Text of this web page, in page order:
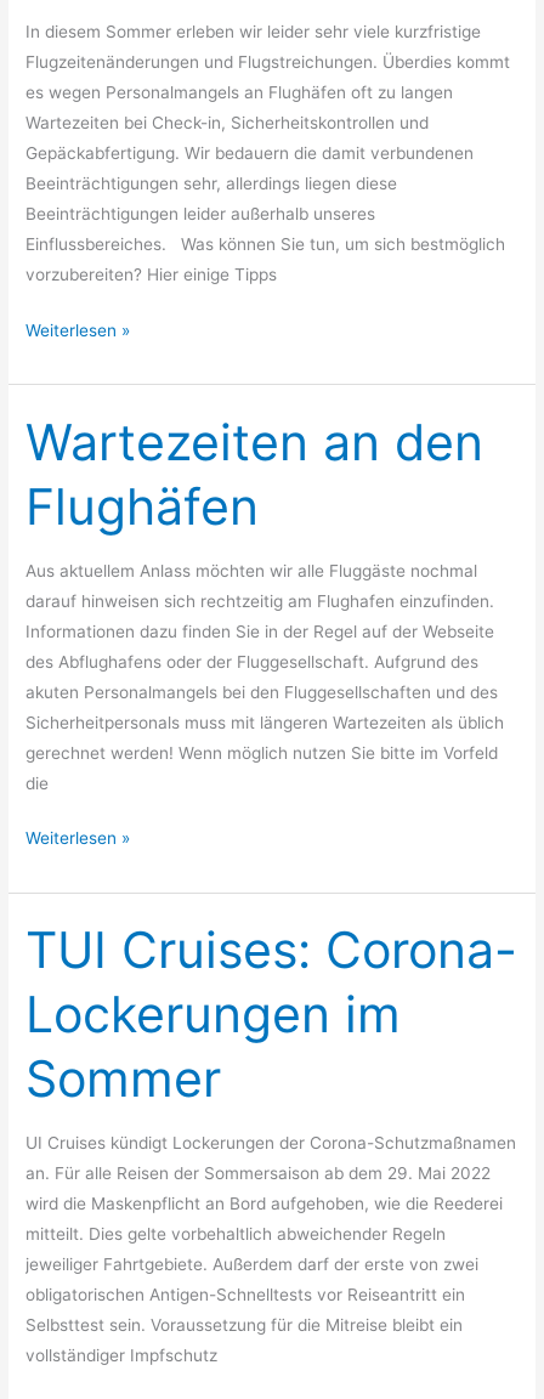
In diesem Sommer erleben wir leider sehr viele kurzfristige
Flugzeitenänderungen und Flugstreichungen. Überdies kommt
es wegen Personalmangels an Flughäfen oft zu langen
Wartezeiten bei Check-in, Sicherheitskontrollen und
Gepäckabfertigung. Wir bedauern die damit verbundenen
Beeinträchtigungen sehr, allerdings liegen diese
Beeinträchtigungen leider außerhalb unseres
Einflussbereiches. Was können Sie tun, um sich bestmöglich
vorzubereiten? Hier einige Tipps
Weiterlesen »
Wartezeiten an den
Flughäfen
Aus aktuellem Anlass möchten wir alle Fluggäste nochmal
darauf hinweisen sich rechtzeitig am Flughafen einzufinden.
Informationen dazu finden Sie in der Regel auf der Webseite
des Abflughafens oder der Fluggesellschaft. Aufgrund des
akuten Personalmangels bei den Fluggesellschaften und des
Sicherheitpersonals muss mit längeren Wartezeiten als üblich
gerechnet werden! Wenn möglich nutzen Sie bitte im Vorfeld
die
Wartezeiten
an
den
Flughäfen
Weiterlesen »
TUI Cruises: Corona-
Lockerungen im
Sommer
UI Cruises kündigt Lockerungen der Corona-Schutzmaßnamen
an. Für alle Reisen der Sommersaison ab dem 29. Mai 2022
wird die Maskenpflicht an Bord aufgehoben, wie die Reederei
mitteilt. Dies gelte vorbehaltlich abweichender Regeln
jeweiliger Fahrtgebiete. Außerdem darf der erste von zwei
obligatorischen Antigen-Schnelltests vor Reiseantritt ein
Selbsttest sein. Voraussetzung für die Mitreise bleibt ein
vollständiger Impfschutz
TUI
Cruises:
Corona-
Lockerungen
Sommer